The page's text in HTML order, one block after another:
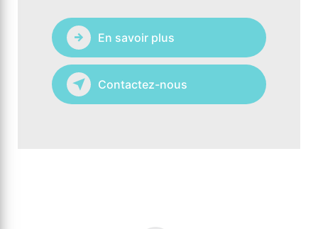
En savoir plus
Contactez-nous